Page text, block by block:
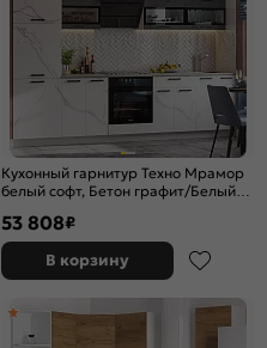
Кухонный гарнитур Техно Мрамор
белый софт, Бетон графит/Белый
53 808₽
В корзину